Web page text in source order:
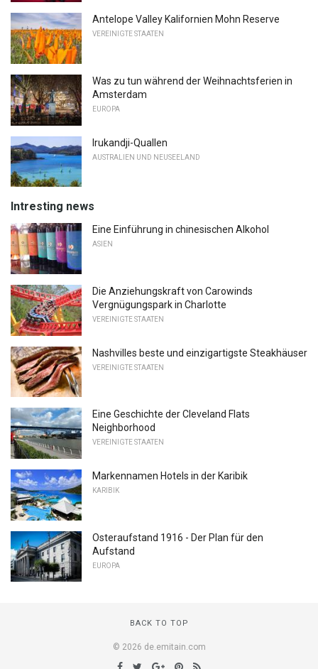
Antelope Valley Kalifornien Mohn Reserve
VEREINIGTE STAATEN
Was zu tun während der Weihnachtsferien in
Amsterdam
EUROPA
Irukandji-Quallen
AUSTRALIEN UND NEUSEELAND
Intresting news
Eine Einführung in chinesischen Alkohol
ASIEN
Die Anziehungskraft von Carowinds
Vergnügungspark in Charlotte
VEREINIGTE STAATEN
Nashvilles beste und einzigartigste Steakhäuser
VEREINIGTE STAATEN
Eine Geschichte der Cleveland Flats
Neighborhood
VEREINIGTE STAATEN
Markennamen Hotels in der Karibik
KARIBIK
Osteraufstand 1916 - Der Plan für den
Aufstand
EUROPA
BACK TO TOP
© 2026 de.emitain.com